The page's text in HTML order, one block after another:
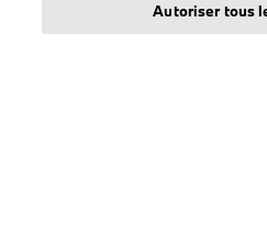
Autoriser tous